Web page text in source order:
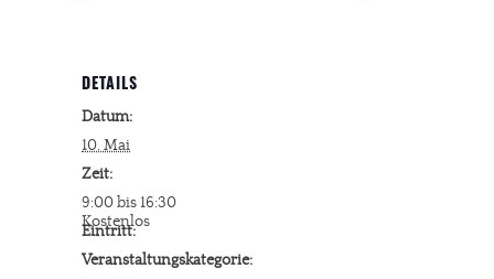
DETAILS
Datum:
10. Mai
Zeit:
9:00 bis 16:30
Eintritt:
Kostenlos
Veranstaltungskategorie: